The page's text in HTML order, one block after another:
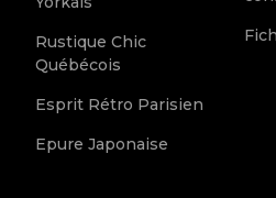
Rustique Chic
Québécois
Esprit Rétro Parisien
Epure Japonaise